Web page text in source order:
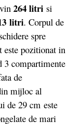
264 litri si
litri. Corpul de
spre
este pozitionat in
3 compartimente
de
mijloc al
de 29 cm este
de mari